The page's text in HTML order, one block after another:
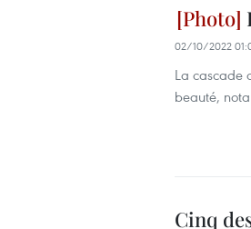
02/10/2022
La cascade
beauté,
Cinq